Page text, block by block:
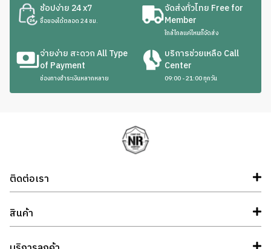
ช้อปง่าย 24 x7
ซื้อของได้ตลอด 24 ชม.
จัดส่งทั่วไทย Free for
Member
ใกล้ไกลแค่ไหนก็จัดส่ง
จ่ายง่าย สะดวก All Type
of Payment
ช่องทางชำระเงินหลากหลาย
บริการช่วยเหลือ Call
Center
09:00 - 21:00 ทุกวัน
ติดต่อเรา
สินค้า